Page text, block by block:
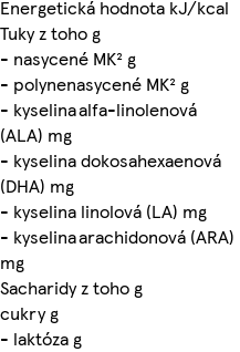
Energetická hodnota kJ/kcal
Tuky z toho g
- nasycené MK² g
- polynenasycené MK² g
- kyselina alfa-linolenová
(ALA) mg
- kyselina dokosahexaenová
(DHA) mg
- kyselina linolová (LA) mg
- kyselina arachidonová (ARA)
mg
Sacharidy z toho g
cukry g
- laktóza g